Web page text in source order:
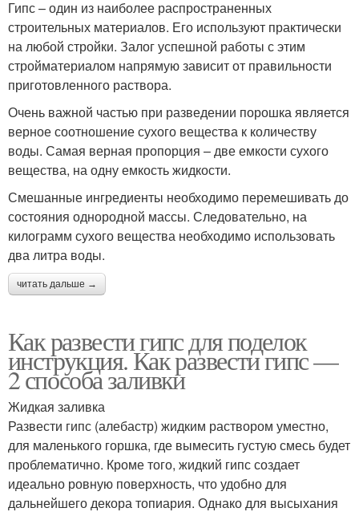
Гипс – один из наиболее распространенных
строительных материалов. Его используют практически
на любой стройки. Залог успешной работы с этим
стройматериалом напрямую зависит от правильности
приготовленного раствора.
Очень важной частью при разведении порошка является
верное соотношение сухого вещества к количеству
воды. Самая верная пропорция – две емкости сухого
вещества, на одну емкость жидкости.
Смешанные ингредиенты необходимо перемешивать до
состояния однородной массы. Следовательно, на
килограмм сухого вещества необходимо использовать
два литра воды.
читать дальше →
Как развести гипс для поделок
инструкция. Как развести гипс —
2 способа заливки
Жидкая заливка
Развести гипс (алебастр) жидким раствором уместно,
для маленького горшка, где вымесить густую смесь будет
проблематично. Кроме того, жидкий гипс создает
идеально ровную поверхность, что удобно для
дальнейшего декора топиария. Однако для высыхания